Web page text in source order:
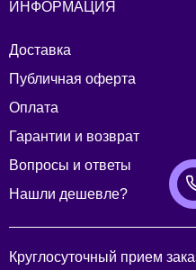
ИНФОРМАЦИЯ
Доставка
Публичная оферта
Оплата
Гарантии и возврат
Вопросы и ответы
Нашли дешевле?
Круглосуточный прием